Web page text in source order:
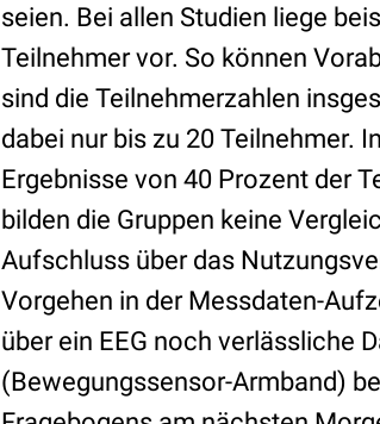
seien. Bei allen Studien liege
Teilnehmer vor. So können
sind die Teilnehmerzahlen
dabei nur bis zu 20 Teilnehmer.
Ergebnisse von 40 Prozent der
bilden die Gruppen keine
Aufschluss über das
Vorgehen in der Messdaten-
über ein EEG noch verlässliche
(Bewegungssensor-Armband)